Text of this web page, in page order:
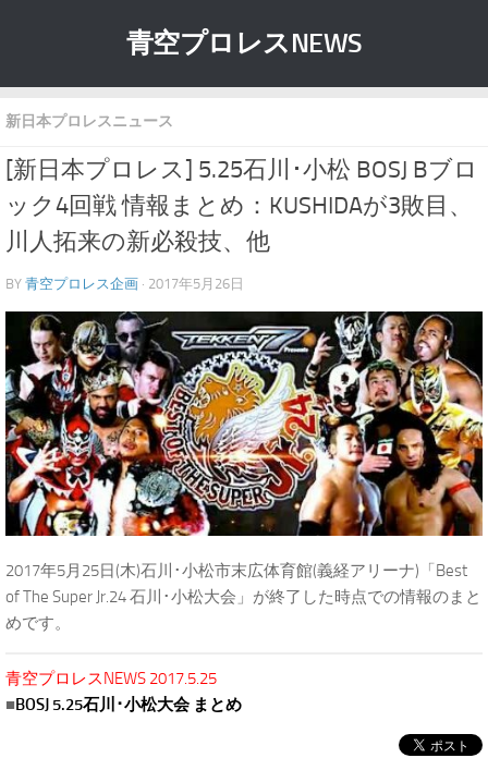
青空プロレスNEWS
新日本プロレスニュース
[新日本プロレス] 5.25石川･小松 BOSJ Bブロ
ック4回戦 情報まとめ：KUSHIDAが3敗目、
川人拓来の新必殺技、他
BY 青空プロレス企画 · 2017年5月26日
2017年5月25日(木)石川･小松市末広体育館(義経アリーナ)「Best
of The Super Jr.24 石川･小松大会」が終了した時点での情報のまと
めです。
青空プロレスNEWS 2017.5.25
■BOSJ 5.25石川･小松大会 まとめ